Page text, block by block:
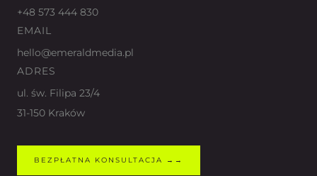
+48 573 444 830
EMAIL
hello@emeraldmedia.pl
ADRES
ul. św. Filipa 23/4
31-150 Kraków
BEZPŁATNA KONSULTACJA →